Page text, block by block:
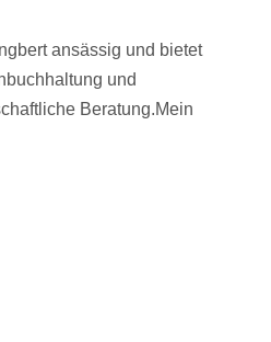
ansässig und bietet
und
Beratung.Mein